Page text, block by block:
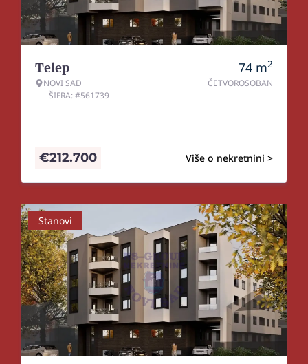
Telep
NOVI SAD
ŠIFRA: #561739
74 m2
ČETVOROSOBAN
Više o nekretnini >
€212.700
Stanovi